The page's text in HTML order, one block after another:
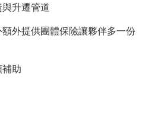
升遷管道
外提供團體保險讓夥伴多一份
助